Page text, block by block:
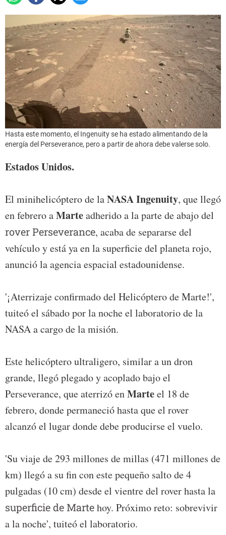
Hasta este momento, el Ingenuity se ha estado alimentando de la
energía del Perseverance, pero a partir de ahora debe valerse solo.
Estados Unidos.
El minihelicóptero de laNASA Ingenuity, que llegó
en febrero aMarteadherido a la parte de abajo del
rover Perseverance, acaba de separarse del
vehículo y está ya en la superficie del planeta rojo,
anunció la agencia espacial estadounidense.
'¡Aterrizaje confirmado del Helicóptero de Marte!',
tuiteó el sábado por la noche el laboratorio de la
NASA a cargo de la misión.
Este helicóptero ultraligero, similar a un dron
grande, llegó plegado y acoplado bajo el
Perseverance, que aterrizó enMarteel 18 de
febrero, donde permaneció hasta que el rover
alcanzó el lugar donde debe producirse el vuelo.
'Su viaje de 293 millones de millas (471 millones de
km) llegó a su fin con este pequeño salto de 4
pulgadas (10 cm) desde el vientre del rover hasta la
superficie de Martehoy. Próximo reto: sobrevivir
a la noche', tuiteó el laboratorio.